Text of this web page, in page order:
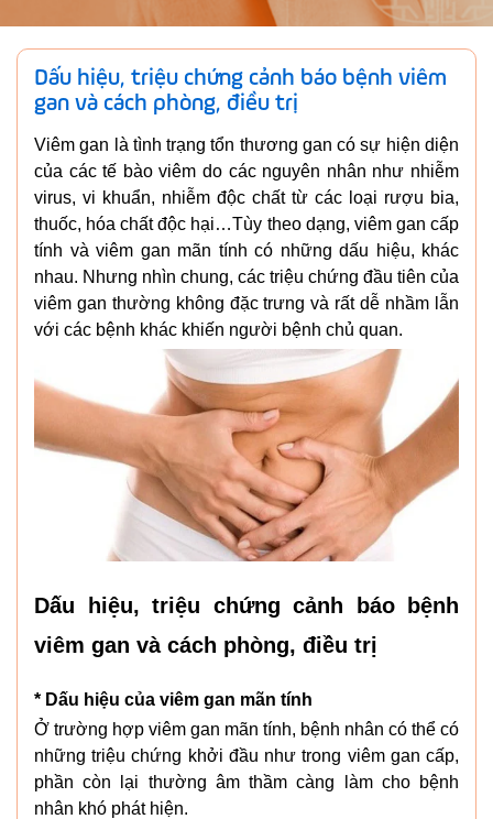
Dấu hiệu, triệu chứng cảnh báo bệnh viêm
gan và cách phòng, điều trị
Viêm gan là tình trạng tổn thương gan có sự hiện diện
của các tế bào viêm do các nguyên nhân như nhiễm
virus, vi khuẩn, nhiễm độc chất từ các loại rượu bia,
thuốc, hóa chất độc hại…Tùy theo dạng, viêm gan cấp
tính và viêm gan mãn tính có những dấu hiệu, khác
nhau. Nhưng nhìn chung, các triệu chứng đầu tiên của
viêm gan thường không đặc trưng và rất dễ nhầm lẫn
với các bệnh khác khiến người bệnh chủ quan.
Dấu hiệu, triệu chứng cảnh báo bệnh
viêm gan và cách phòng, điều trị
* Dấu hiệu của viêm gan mãn tính
Ở trường hợp viêm gan mãn tính, bệnh nhân có thể có
những triệu chứng khởi đầu như trong viêm gan cấp,
phần còn lại thường âm thầm càng làm cho bệnh
nhân khó phát hiện.